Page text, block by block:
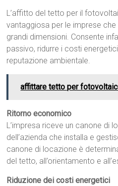
L’affitto del tetto per il
vantaggiosa per le imprese
grandi dimensioni. Consente
passivo, ridurre i costi
reputazione ambientale.
affittare tetto per
Ritorno economico
L’impresa riceve un canone di
dell’azienda che installa e
canone di locazione è
del tetto, all’orientamento e
Riduzione dei costi energetici